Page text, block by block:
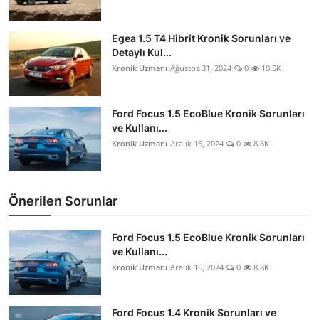
Egea 1.5 T4 Hibrit Kronik Sorunları ve
Detaylı Kul...
Kronik Uzmanı Ağustos 31, 2024 0 10.5K
Ford Focus 1.5 EcoBlue Kronik Sorunları
ve Kullanı...
Kronik Uzmanı Aralık 16, 2024 0 8.8K
Önerilen Sorunlar
Ford Focus 1.5 EcoBlue Kronik Sorunları
ve Kullanı...
Kronik Uzmanı Aralık 16, 2024 0 8.8K
Ford Focus 1.4 Kronik Sorunları ve